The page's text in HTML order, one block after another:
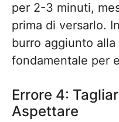
per 2-3 minuti,
prima di versarlo.
burro aggiunto
fondamentale per
Errore 4:
Aspettare